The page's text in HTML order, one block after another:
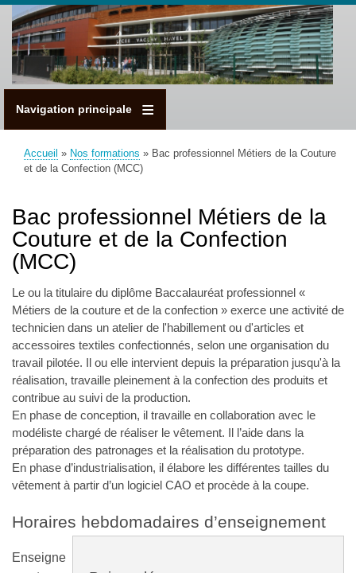
Aller
au
contenu
principal
Navigation principale
Fil
Accueil Nos formations
Bac professionnel Métiers de la Couture
et de la Confection (MCC)
Bac professionnel Métiers de la
Couture et de la Confection
(MCC)
Le ou la titulaire du diplôme Baccalauréat professionnel «
Métiers de la couture et de la confection » exerce une activité de
technicien dans un atelier de l'habillement ou d'articles et
accessoires textiles confectionnés, selon une organisation du
travail pilotée. Il ou elle intervient depuis la préparation jusqu'à la
réalisation, travaille pleinement à la confection des produits et
contribue au suivi de la production.
En phase de conception, il travaille en collaboration avec le
modéliste chargé de réaliser le vêtement. Il l’aide dans la
préparation des patronages et la réalisation du prototype.
En phase d’industrialisation, il élabore les différentes tailles du
vêtement à partir d’un logiciel CAO et procède à la coupe.
Horaires hebdomadaires d’enseignement
Enseigne